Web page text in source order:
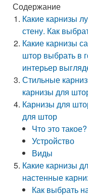
Содержание
Какие карнизы
стену. Как
Какие карнизы
штор выбрать в
интерьер
Стильные
карнизы для
Карнизы для
для штор
Что это такое?
Устройство
Виды
Какие карнизы
настенные
Как выбрать